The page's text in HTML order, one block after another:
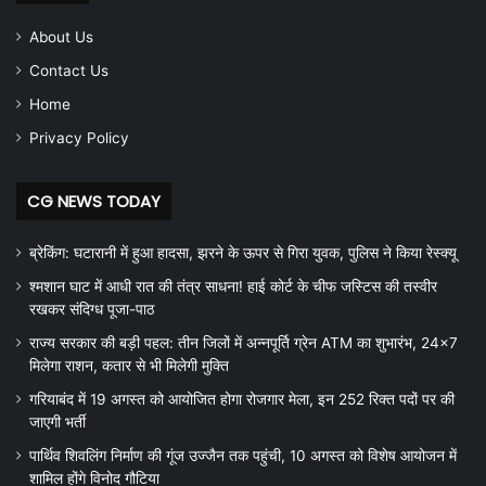
About Us
Contact Us
Home
Privacy Policy
CG NEWS TODAY
ब्रेकिंग: घटारानी में हुआ हादसा, झरने के ऊपर से गिरा युवक, पुलिस ने किया रेस्क्यू
श्मशान घाट में आधी रात की तंत्र साधना! हाई कोर्ट के चीफ जस्टिस की तस्वीर
रखकर संदिग्ध पूजा-पाठ
राज्य सरकार की बड़ी पहल: तीन जिलों में अन्नपूर्ति ग्रेन ATM का शुभारंभ, 24×7
मिलेगा राशन, कतार से भी मिलेगी मुक्ति
गरियाबंद में 19 अगस्त को आयोजित होगा रोजगार मेला, इन 252 रिक्त पदों पर की
जाएगी भर्ती
पार्थिव शिवलिंग निर्माण की गूंज उज्जैन तक पहुंची, 10 अगस्त को विशेष आयोजन में
शामिल होंगे विनोद गौटिया